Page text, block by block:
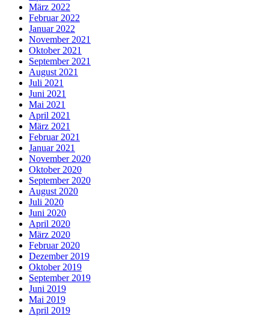
März 2022
Februar 2022
Januar 2022
November 2021
Oktober 2021
September 2021
August 2021
Juli 2021
Juni 2021
Mai 2021
April 2021
März 2021
Februar 2021
Januar 2021
November 2020
Oktober 2020
September 2020
August 2020
Juli 2020
Juni 2020
April 2020
März 2020
Februar 2020
Dezember 2019
Oktober 2019
September 2019
Juni 2019
Mai 2019
April 2019